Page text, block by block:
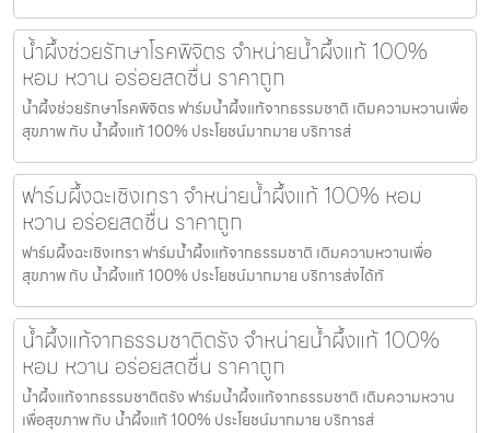
น้ำผึ้งช่วยรักษาโรคพิจิตร จำหน่ายน้ำผึ้งแท้ 100%
หอม หวาน อร่อยสดชื่น ราคาถูก
น้ำผึ้งช่วยรักษาโรคพิจิตร ฟาร์มน้ำผึ้งแท้จากธรรมชาติ เติมความหวานเพื่อ
สุขภาพ กับ น้ำผึ้งแท้ 100% ประโยชน์มากมาย บริการส่
ฟาร์มผึ้งฉะเชิงเทรา จำหน่ายน้ำผึ้งแท้ 100% หอม
หวาน อร่อยสดชื่น ราคาถูก
ฟาร์มผึ้งฉะเชิงเทรา ฟาร์มน้ำผึ้งแท้จากธรรมชาติ เติมความหวานเพื่อ
สุขภาพ กับ น้ำผึ้งแท้ 100% ประโยชน์มากมาย บริการส่งได้ทั
น้ำผึ้งแท้จากธรรมชาติตรัง จำหน่ายน้ำผึ้งแท้ 100%
หอม หวาน อร่อยสดชื่น ราคาถูก
น้ำผึ้งแท้จากธรรมชาติตรัง ฟาร์มน้ำผึ้งแท้จากธรรมชาติ เติมความหวาน
เพื่อสุขภาพ กับ น้ำผึ้งแท้ 100% ประโยชน์มากมาย บริการส่